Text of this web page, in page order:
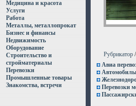
Медицина и красота
Услуги
Работа
Металлы, металлопрокат
Бизнес и финансы
Недвижимость
Оборудование
Строительство и
стройматериалы
Перевозки
Промышленные товары
Знакомства, встречи
Рубрикатор /
Авиа
Перевозки